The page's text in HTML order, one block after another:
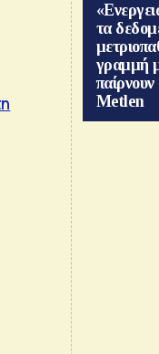
τα
γραμμή
Metlen